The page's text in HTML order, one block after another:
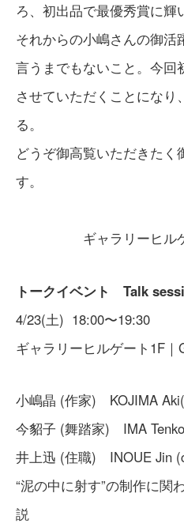
ろ、初出品で最優秀賞に輝
それからの小嶋さんの御活
言うまでもないこと。今回
させていただくことになり
る。
どうぞ御高覧いただきたく
す。
ギャラリーヒルゲ
トークイベント Talk
4/23(土) 18:00〜19:30
ギャラリーヒルゲート1F
小嶋晶 (作家) KOJIMA
今貂子 (舞踏家) IMA
井上迅 (住職) INOUE Jin
“泥の中に射す”の制作に関
説